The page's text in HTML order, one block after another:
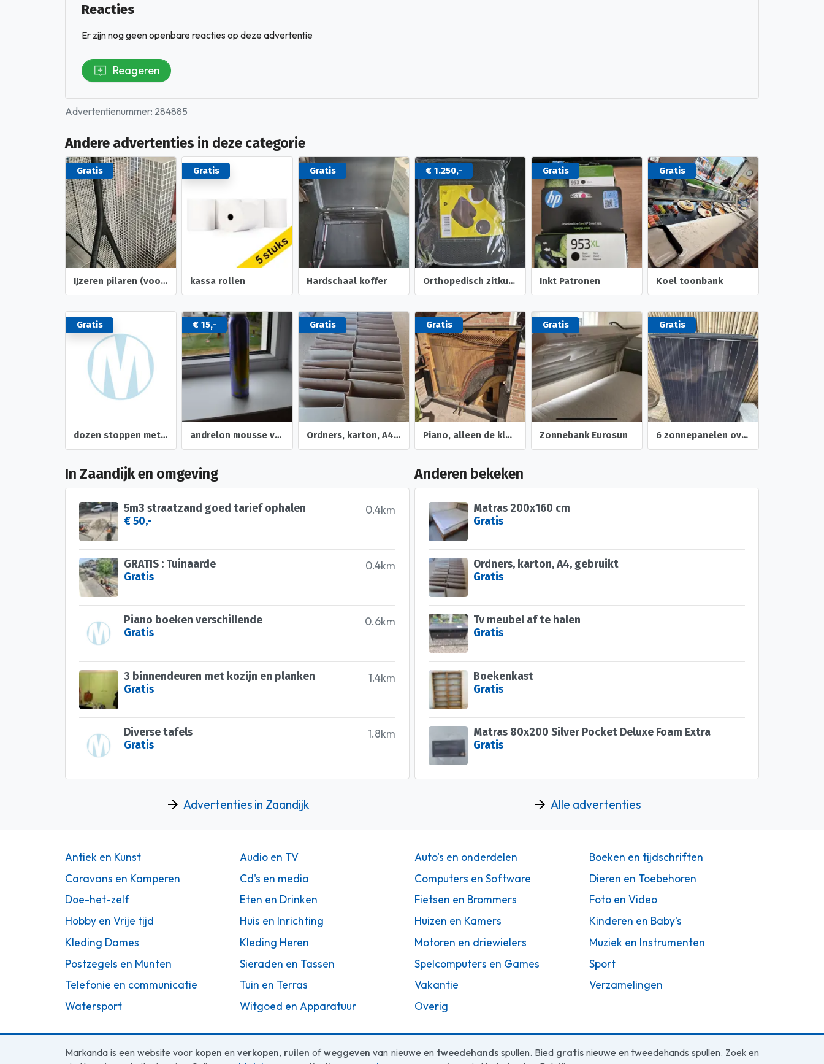
Reacties
Er zijn nog geen openbare reacties op deze advertentie
Reageren
Advertentienummer: 284885
Andere advertenties in deze categorie
Gratis
IJzeren pilaren (voor bijv. een event)
Gratis
kassa rollen
Gratis
Hardschaal koffer
€ 1.250,-
Orthopedisch zitkussen
Gratis
Inkt Patronen
Gratis
Koel toonbank
Gratis
dozen stoppen met roken. pleisters en kauwgum
€ 15,-
andrelon mousse volume
Gratis
Ordners, karton, A4, gebruikt
Gratis
Piano, alleen de klankkast en deel van de ombouw
Gratis
Zonnebank Eurosun
Gratis
6 zonnepanelen overbodig op te halen. Moet weg!
In Zaandijk en omgeving
0.4km
5m3 straatzand goed tarief ophalen
€ 50,-
0.4km
GRATIS : Tuinaarde
Gratis
0.6km
Piano boeken verschillende
Gratis
1.4km
3 binnendeuren met kozijn en planken
Gratis
1.8km
Diverse tafels
Gratis
Advertenties in Zaandijk
Anderen bekeken
Matras 200x160 cm
Gratis
Ordners, karton, A4, gebruikt
Gratis
Tv meubel af te halen
Gratis
Boekenkast
Gratis
Matras 80x200 Silver Pocket Deluxe Foam Extra
Gratis
Alle advertenties
Antiek en Kunst Audio en TV Auto's en onderdelen
Boeken en tijdschriften
Caravans en Kamperen
Cd's en media Computers en Software
Dieren en Toebehoren
Doe-het-zelf
Eten en Drinken Fietsen en Brommers
Foto en Video
Hobby en Vrije tijd
Huis en Inrichting Huizen en Kamers
Kinderen en Baby's
Kleding Dames
Kleding Heren Motoren en driewielers
Muziek en Instrumenten
Postzegels en Munten
Sieraden en Tassen Spelcomputers en Games
Sport
Telefonie en communicatie
Tuin en Terras Vakantie
Verzamelingen
Watersport
Witgoed en Apparatuur Overig
Markanda is een website voor kopen enverkopen, ruilen ofweggeven van nieuwe en tweedehandsspullen. Bied gratisnieuwe en tweedehands spullen. Zoek en